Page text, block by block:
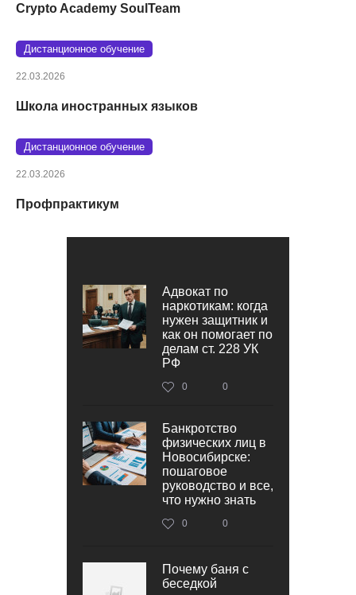
Crypto Academy SoulTeam
Дистанционное обучение
22.03.2026
Школа иностранных языков
Дистанционное обучение
22.03.2026
Профпрактикум
Адвокат по
наркотикам: когда
нужен защитник и
как он помогает по
делам ст. 228 УК
РФ
0 0
Банкротство
физических лиц в
Новосибирске:
пошаговое
руководство и все,
что нужно знать
0 0
Почему баня с
беседкой